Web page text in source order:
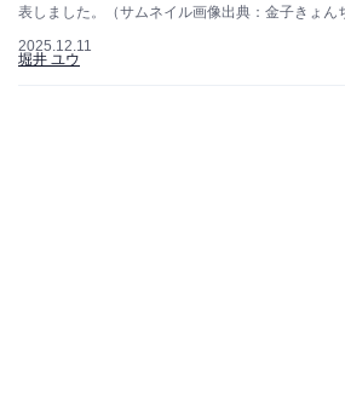
表しました。（サムネイル画像出典：金子きょん
2025.12.11
堀井 ユウ